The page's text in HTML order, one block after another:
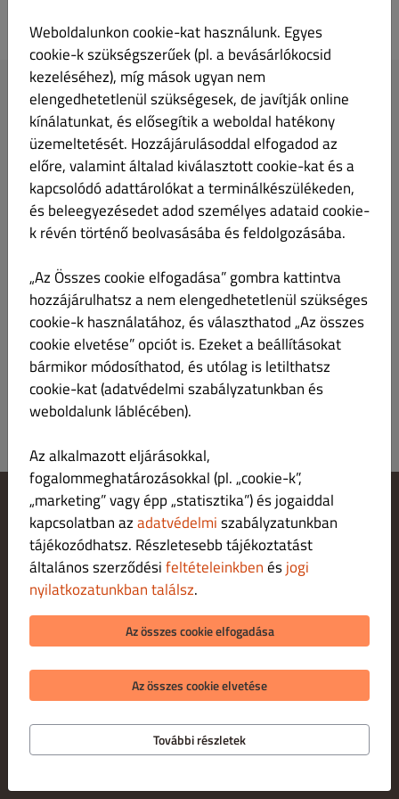
Kálvária Étterem
A rendelésed
A menü elemeinek hozzáadása a kosárhoz.
ZÁRVA
Az IP-címed (216.73.217.31) rögzítésre került a csalásmegelőzés
érdekében.
Cookie‑beállítások módosítása
Fordulj hozzánk!
Adatvédelmi irányelvek
Felhasználási feltételek
Jogi nyilatkozat
FIZETÉSI LEHETŐSÉGEK HÁZHOZSZÁLLÍTÁ S ESETÉN
FIZETÉSI LEHETŐSÉGEK SZEMÉLYES ÁTVÉTEL ESETÉN
Weboldalunkon cookie-kat használunk. Egyes
cookie-k szükségszerűek (pl. a bevásárlókocsid
kezeléséhez), míg mások ugyan nem
elengedhetetlenül szükségesek, de javítják online
kínálatunkat, és elősegítik a weboldal hatékony
üzemeltetését. Hozzájárulásoddal elfogadod az
előre, valamint általad kiválasztott cookie-kat és a
kapcsolódó adattárolókat a terminálkészülékeden,
és beleegyezésedet adod személyes adataid cookie-
k révén történő beolvasásába és feldolgozásába.
„Az Összes cookie elfogadása” gombra kattintva
hozzájárulhatsz a nem elengedhetetlenül szükséges
cookie-k használatához, és választhatod „Az összes
cookie elvetése” opciót is. Ezeket a beállításokat
bármikor módosíthatod, és utólag is letilthatsz
cookie-kat (adatvédelmi szabályzatunkban és
weboldalunk láblécében).
Az alkalmazott eljárásokkal,
fogalommeghatározásokkal (pl. „cookie-k”,
„marketing” vagy épp „statisztika”) és jogaiddal
kapcsolatban azadatvédelmiszabályzatunkban
tájékozódhatsz. Részletesebb tájékoztatást
általános szerződésifeltételeinkbenésjogi
nyilatkozatunkban találsz.
Az összes cookie elfogadása
Az összes cookie elvetése
További részletek